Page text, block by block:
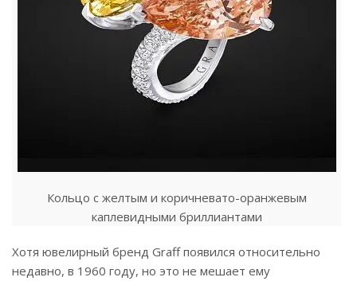
Кольцо с желтым и коричневато-оранжевым
каплевидными бриллиантами
Хотя ювелирный бренд Graff появился относительно
недавно, в 1960 году, но это не мешает ему